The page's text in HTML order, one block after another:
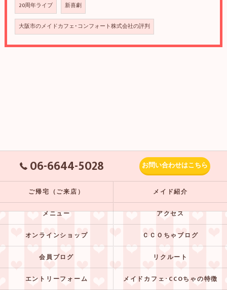
20周年ライブ 新喜劇
大阪市のメイドカフェ･コンフォート株式会社の評判
06-6644-5028 お問い合わせはこちら
ご帰宅（ご来店） メイド紹介
メニュー アクセス
オンラインショップ ＣＣＯちゃブログ
会員ブログ リクルート
エントリーフォーム メイドカフェ･CCOちゃの特徴